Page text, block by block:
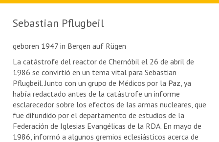
Sebastian Pflugbeil
geboren 1947 in Bergen auf Rügen
La catástrofe del reactor de Chernóbil el 26 de abril de
1986 se convirtió en un tema vital para Sebastian
Pflugbeil. Junto con un grupo de Médicos por la Paz, ya
había redactado antes de la catástrofe un informe
esclarecedor sobre los efectos de las armas nucleares, que
fue difundido por el departamento de estudios de la
Federación de Iglesias Evangélicas de la RDA. En mayo de
1986, informó a algunos gremios eclesiásticos acerca de